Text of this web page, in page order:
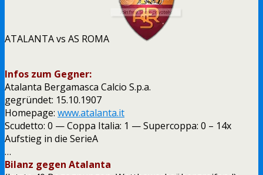
ATALANTA vs AS ROMA
Infos zum Gegner:
Atalanta Bergamasca Calcio S.p.a.
gegründet: 15.10.1907
Homepage: www.atalanta.it
Scudetto: 0 — Coppa Italia: 1 — Supercoppa: 0 – 14x
Aufstieg in die SerieA
…
Bilanz gegen Atalanta